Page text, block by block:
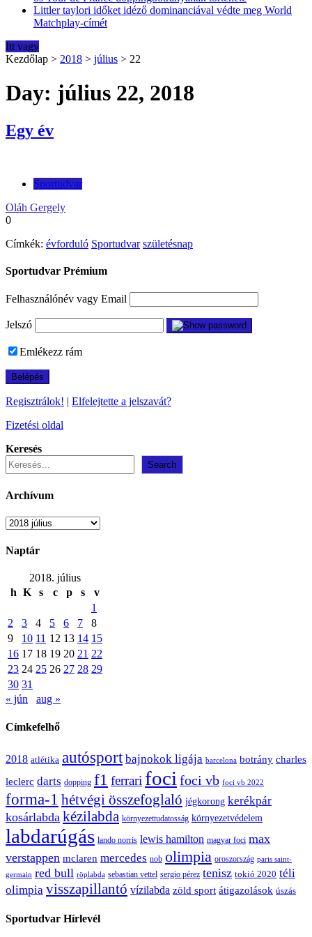
Littler taylori időket idéző dominanciával védte meg World
Matchplay-címét
Itt vagy
Kezdőlap > 2018 > július > 22
Day: július 22, 2018
Egy év
Sportudvar
Oláh Gergely
0
Címkék: évforduló Sportudvar születésnap
Sportudvar Prémium
Felhasználónév vagy Email
Jelszó
Emlékezz rám
Regisztrálok! | Elfelejtette a jelszavát?
Fizetési oldal
Keresés
Search
Archívum
Archívum
Naptár
2018. július
h K s c p s
v
1
2
3 4 5 6 7
8
9
10 11 12 13 14 15
16 17 18 19 20 21 22
23 24 25 26 27 28 29
30 31
« jún
aug »
Címkefelhő
2018 atlétika autósport bajnokok ligája barcelona botrány charles
leclerc darts dopping f1 ferrari foci foci vb foci vb 2022
forma-1 hétvégi összefoglaló jégkorong kerékpár
kosárlabda kézilabda környezettudatosság környezetvédelem
labdarúgás lando norris lewis hamilton magyar foci max
verstappen mclaren mercedes nob olimpia oroszország paris saint-
germain red bull röplabda sebastian vettel sergio pérez tenisz tokió 2020 téli
olimpia visszapillantó vízilabda zöld sport átigazolások úszás
Sportudvar Hírlevél